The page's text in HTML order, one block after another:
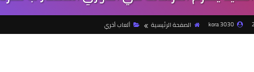
kora 3030 الصفحة الرئيسية ألعاب أخري